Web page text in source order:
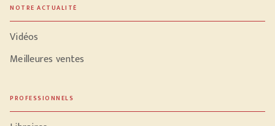
NOTRE ACTUALITÉ
Vidéos
Meilleures ventes
PROFESSIONNELS